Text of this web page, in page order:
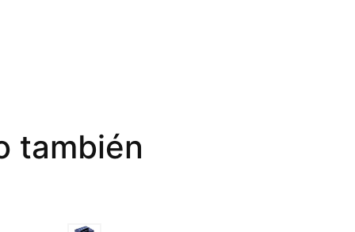
también